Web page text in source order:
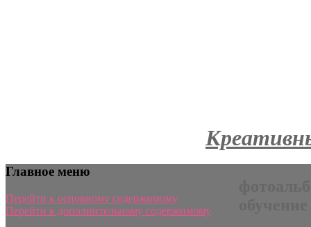
Главное меню
Перейти к основному содержимому
Перейти к дополнительному содержимому